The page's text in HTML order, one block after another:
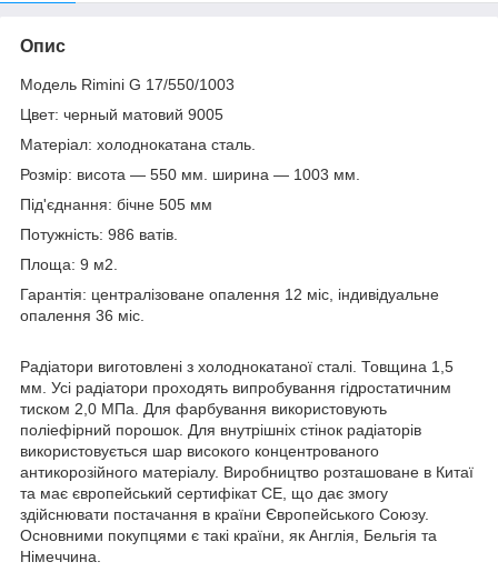
Опис
Модель Rimini G 17/550/1003
Цвет: черный матовий 9005
Матеріал: холоднокатана сталь.
Розмір: висота — 550 мм. ширина — 1003 мм.
Під'єднання: бічне 505 мм
Потужність: 986 ватів.
Площа: 9 м2.
Гарантія: централізоване опалення 12 міс, індивідуальне
опалення 36 міс.
Радіатори виготовлені з холоднокатаної сталі. Товщина 1,5
мм. Усі радіатори проходять випробування гідростатичним
тиском 2,0 МПа. Для фарбування використовують
поліефірний порошок. Для внутрішніх стінок радіаторів
використовується шар високого концентрованого
антикорозійного матеріалу. Виробництво розташоване в Китаї
та має європейський сертифікат СЕ, що дає змогу
здійснювати постачання в країни Європейського Союзу.
Основними покупцями є такі країни, як Англія, Бельгія та
Німеччина.